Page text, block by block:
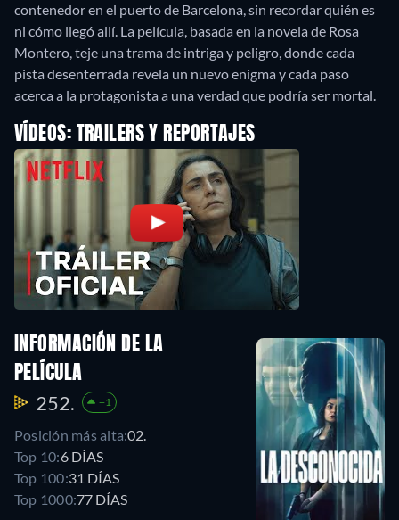
contenedor en el puerto de Barcelona, sin recordar quién es
ni cómo llegó allí. La película, basada en la novela de Rosa
Montero, teje una trama de intriga y peligro, donde cada
pista desenterrada revela un nuevo enigma y cada paso
acerca a la protagonista a una verdad que podría ser mortal.
VÍDEOS: TRAILERS Y REPORTAJES
INFORMACIÓN DE LA
PELÍCULA
252. +1
Posición más alta:02.
Top 10:6 DÍAS
Top 100:31 DÍAS
Top 1000:77 DÍAS